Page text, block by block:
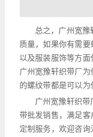
总之，广州宽
质量，如果你有需
以及服装服饰等方
广州宽豫轩织带厂
的螺纹带都是可以为
广州宽豫轩织
带批发销售，满足
定制服务，欢迎咨询